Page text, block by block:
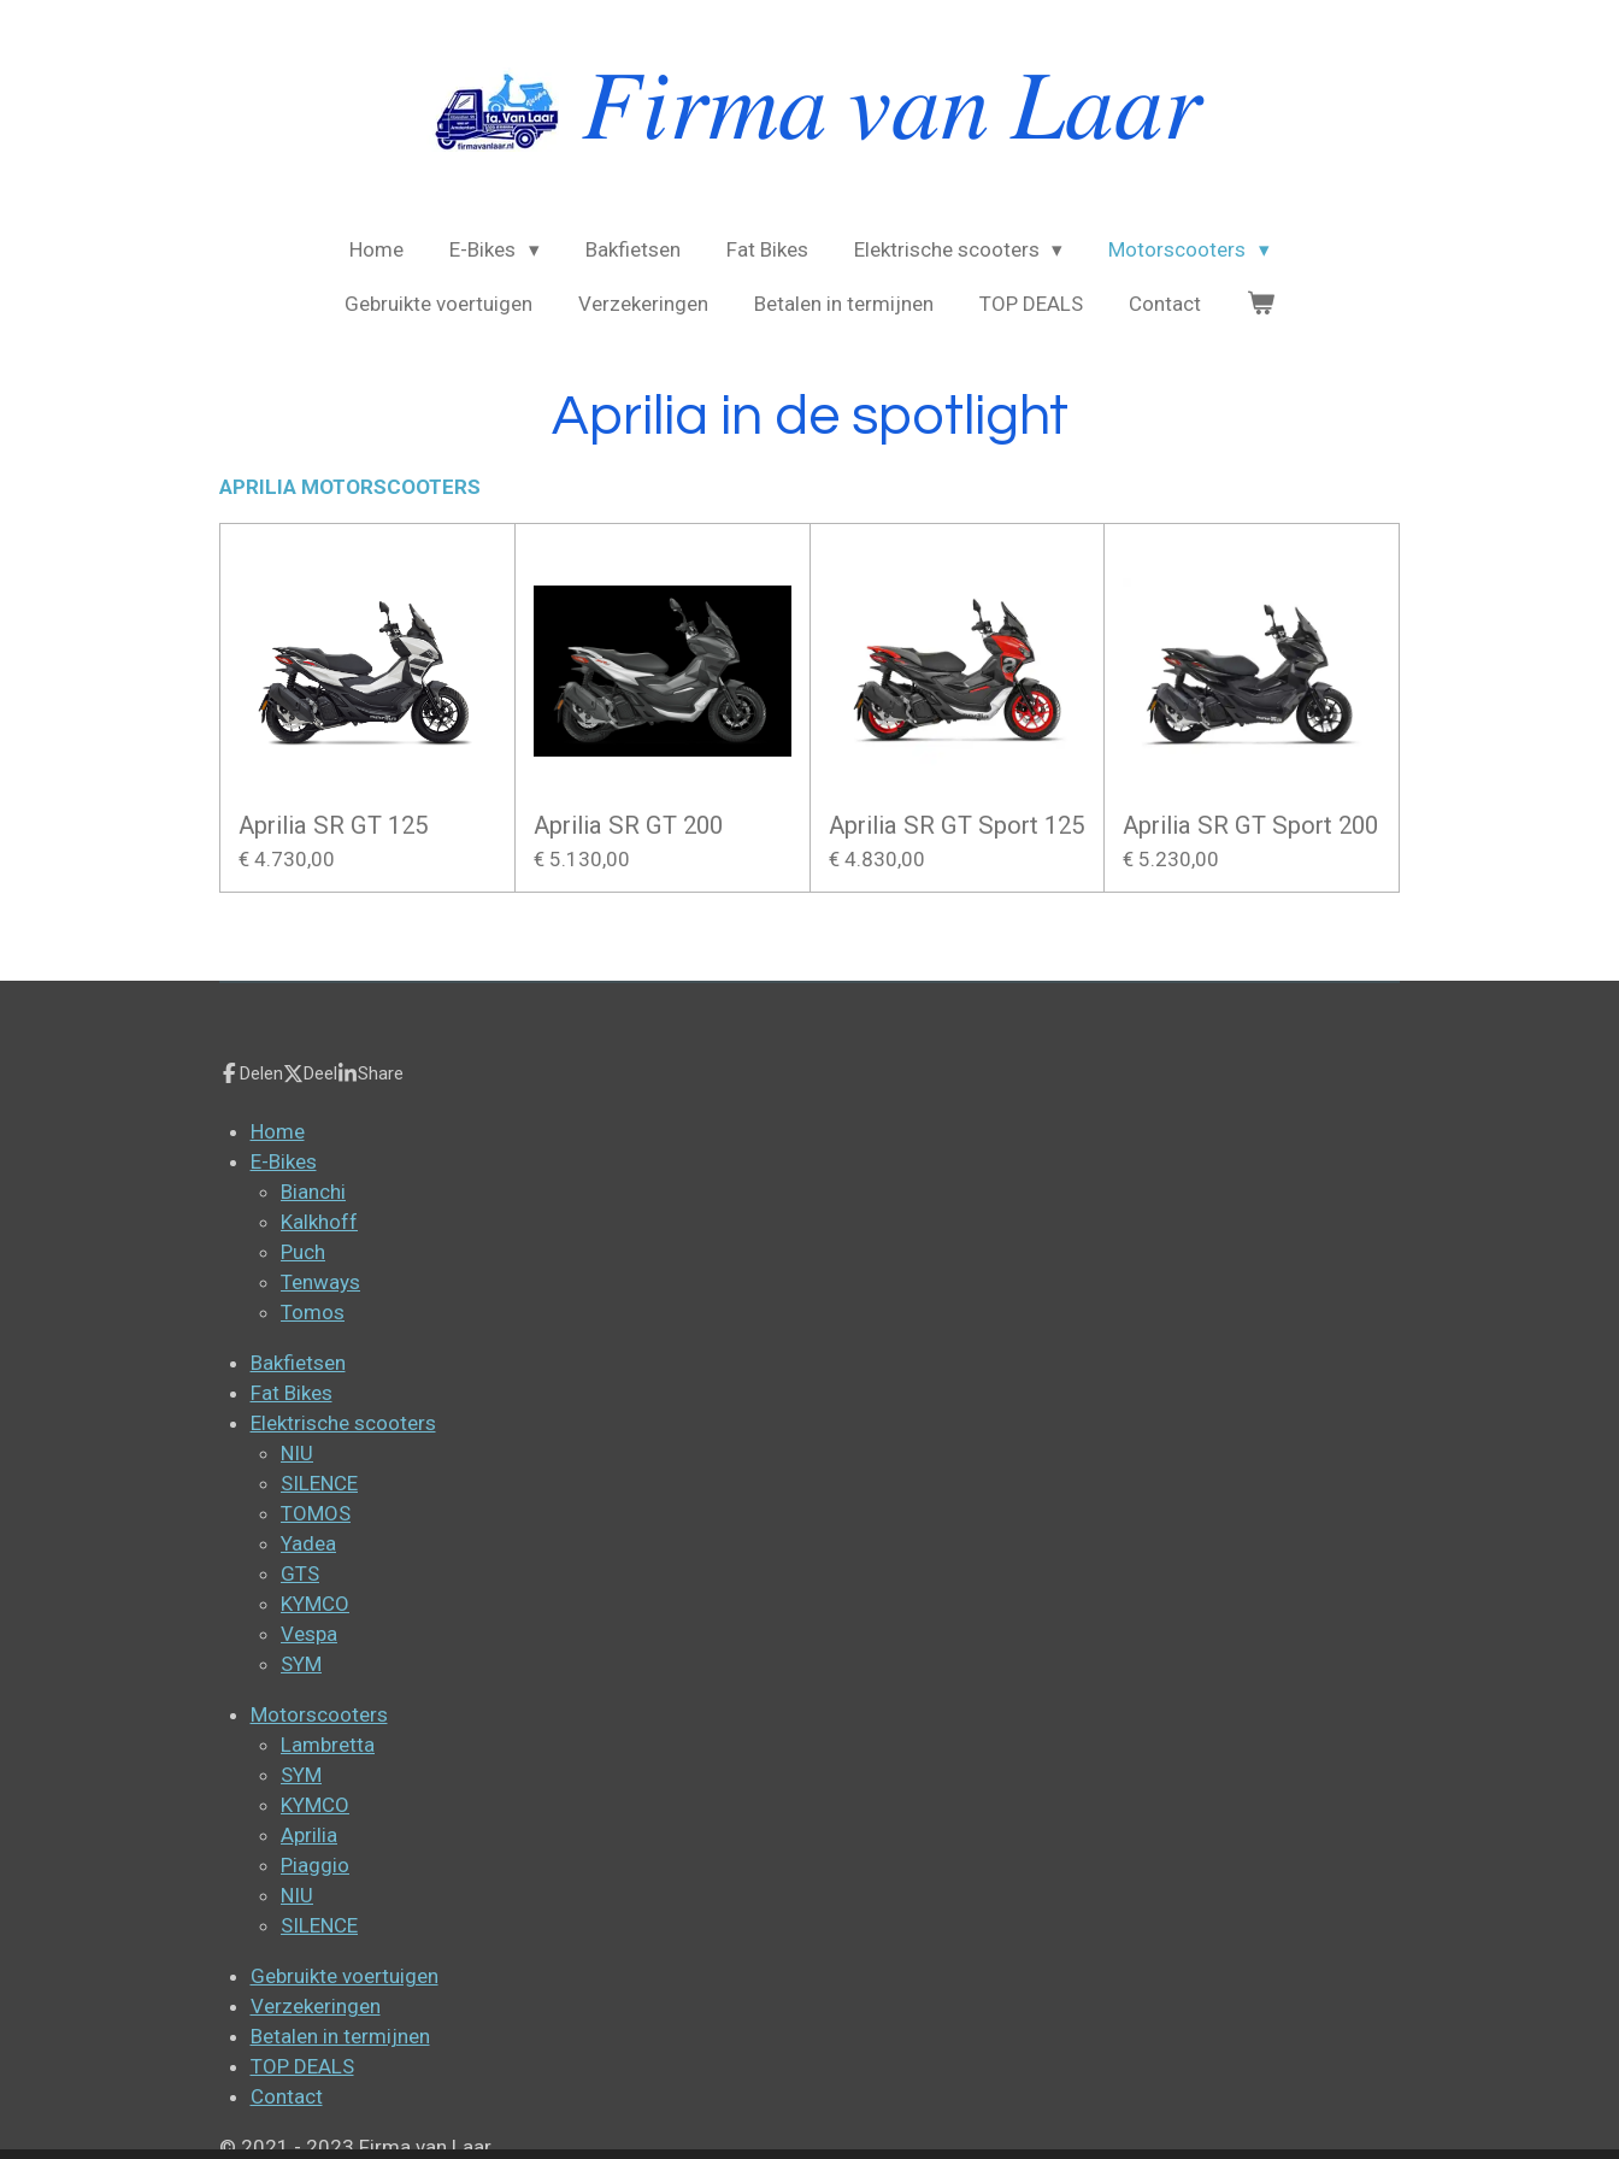
𝐹𝑖𝑟𝑚𝑎 𝑣𝑎𝑛 𝐿𝑎𝑎𝑟
Home E-Bikes Bakfietsen Fat Bikes Elektrische scooters Motorscooters
Gebruikte voertuigen Verzekeringen Betalen in termijnen TOP DEALS Contact
Aprilia in de spotlight
APRILIA MOTORSCOOTERS
Aprilia SR GT 125
€ 4.730,00
Aprilia SR GT 200
€ 5.130,00
Aprilia SR GT Sport 125
€ 4.830,00
Aprilia SR GT Sport 200
€ 5.230,00
Delen Deel Share
Home
E-Bikes
Bianchi
Kalkhoff
Puch
Tenways
Tomos
Bakfietsen
Fat Bikes
Elektrische scooters
NIU
SILENCE
TOMOS
Yadea
GTS
KYMCO
Vespa
SYM
Motorscooters
Lambretta
SYM
KYMCO
Aprilia
Piaggio
NIU
SILENCE
Gebruikte voertuigen
Verzekeringen
Betalen in termijnen
TOP DEALS
Contact
© 2021 - 2023 Firma van Laar